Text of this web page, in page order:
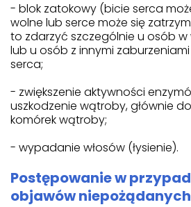
- blok zatokowy (bicie serca
wolne lub serce może się
to zdarzyć szczególnie u osób w
lub u osób z innymi
serca;
- zwiększenie aktywności
uszkodzenie wątroby, głównie
komórek wątroby;
- wypadanie włosów (łysienie).
Postępowanie w
objawów